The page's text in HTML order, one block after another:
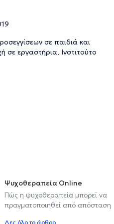
σε παιδιά και
σε εργαστήρια, Ινστιτούτο
Ψυχοθεραπεία Online
Πώς η ψυχοθεραπεία μπορεί να
πραγματοποιηθεί από απόσταση
Δες όλο το άρθρο